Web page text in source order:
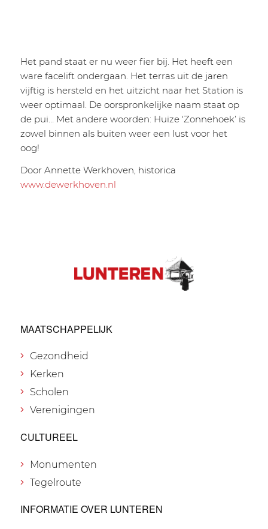
Het pand staat er nu weer fier bij. Het heeft een
ware facelift ondergaan. Het terras uit de jaren
vijftig is hersteld en het uitzicht naar het Station is
weer optimaal. De oorspronkelijke naam staat op
de pui… Met andere woorden: Huize ‘Zonnehoek’ is
zowel binnen als buiten weer een lust voor het
oog!
Door Annette Werkhoven, historica
www.dewerkhoven.nl
MAATSCHAPPELIJK
Gezondheid
Kerken
Scholen
Verenigingen
CULTUREEL
Monumenten
Tegelroute
INFORMATIE OVER LUNTEREN